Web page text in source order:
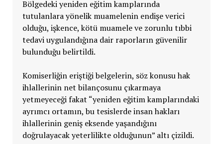
Bölgedeki yeniden eğitim kamplarında
tutulanlara yönelik muamelenin endişe verici
olduğu, işkence, kötü muamele ve zorunlu tıbbi
tedavi uygulandığına dair raporların güvenilir
bulunduğu belirtildi.
Komiserliğin eriştiği belgelerin, söz konusu hak
ihlallerinin net bilançosunu çıkarmaya
yetmeyeceği fakat “yeniden eğitim kamplarındaki
ayrımcı ortamın, bu tesislerde insan hakları
ihlallerinin geniş eksende yaşandığını
doğrulayacak yeterlilikte olduğunun” altı çizildi.